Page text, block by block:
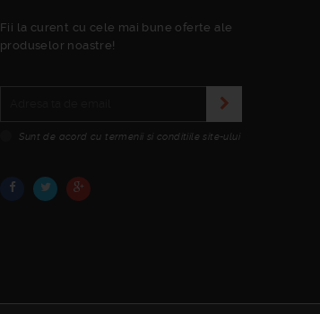
Fii la curent cu cele mai bune oferte ale
produselor noastre!
Sunt de acord cu termenii si conditiile site-ului